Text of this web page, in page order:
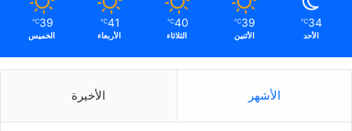
34
℃
الأحد
39
℃
الأثنين
40
℃
الثلاثاء
41
℃
الأربعاء
39
℃
الخميس
الأشهر الأخيرة